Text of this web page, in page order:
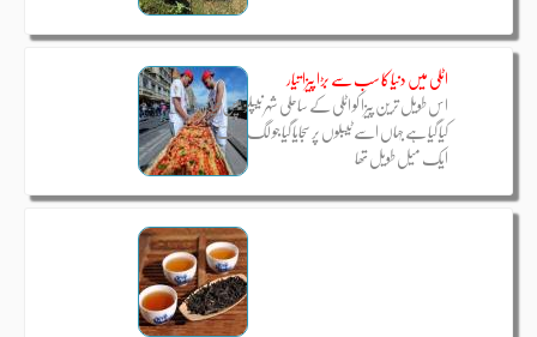
اٹلی میں دنیا کا سب سے بڑا پیزا تیار
اس طویل ترین پیزا کو اٹلی کے ساحلی شہر نیپلز میں تیار
کیا گیا ہے جہاں اسے ٹیبلوں پر سجایا گیا جو لگ بھگ
ایک میل طویل تھا